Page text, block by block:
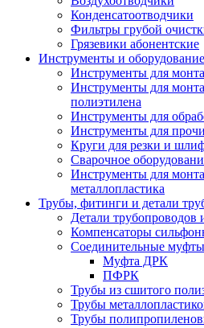
Конденсатоотводчики
Фильтры грубой
Грязевики абонентские
Инструменты и оборудование
Инструменты для
Инструменты для
полиэтилена
Инструменты для
Инструменты для
Круги для резки и
Сварочное
Инструменты для
металлопластика
Трубы, фитинги и детали
Детали трубопроводов
Компенсаторы
Соединительные муфты
Муфта ДРК
ПФРК
Трубы из сшитого
Трубы
Трубы